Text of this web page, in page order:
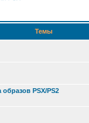
Темы
PSX/PS2